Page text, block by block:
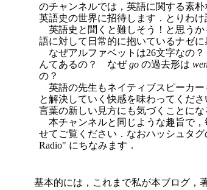
のチャンネルでは，英語に関する素
英語史の世界に招待します．とりわけ
英語史と聞くと難しそう！と思う
語に対して日常的に抱いているナゼ
なぜアルファベットは26文字なの
んてあるの？ なぜgo の過去形は
の？
英語の先生もネイティブスピーカ
と解決していく快感を味わってくだ
言葉の新しい見方にも気づくことにな
本チャンネルと同じような趣旨で，
せてご覧ください．なおハッシュタグ
Radio" にちなみます．
基本的には，これまで私が本ブログ，